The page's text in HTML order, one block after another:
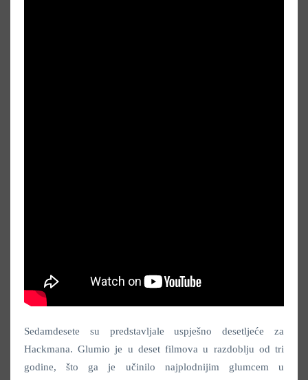
Sedamdesete su predstavljale uspješno desetljeće za
Hackmana. Glumio je u deset filmova u razdoblju od tri
godine, što ga je učinilo najplodnijim glumcem u